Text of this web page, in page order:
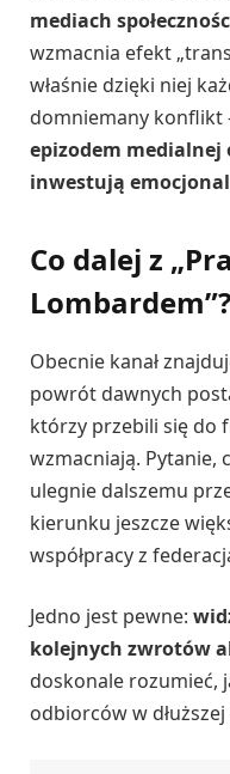
mediach
wzmacnia efekt
właśnie dzięki niej
domniemany konflikt
epizodem
inwestują
Co dalej z
Lombardem”?
Obecnie kanał
powrót dawnych
którzy przebili się do
wzmacniają. Pytanie,
ulegnie dalszemu
kierunku jeszcze
współpracy z
Jedno jest pewne:
kolejnych zwrotów
doskonale rozumieć,
odbiorców w